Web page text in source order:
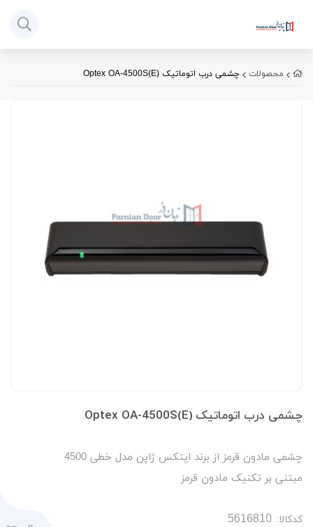
محصولات چشمی درب اتوماتیک Optex OA-4500S(E)
چشمی درب اتوماتیک Optex OA-4500S(E)
چشمی مادون قرمز از برند اپتکس ژاپن مدل خطی 4500
مبتنی بر تکنیک مادون قرمز
کدکالا: